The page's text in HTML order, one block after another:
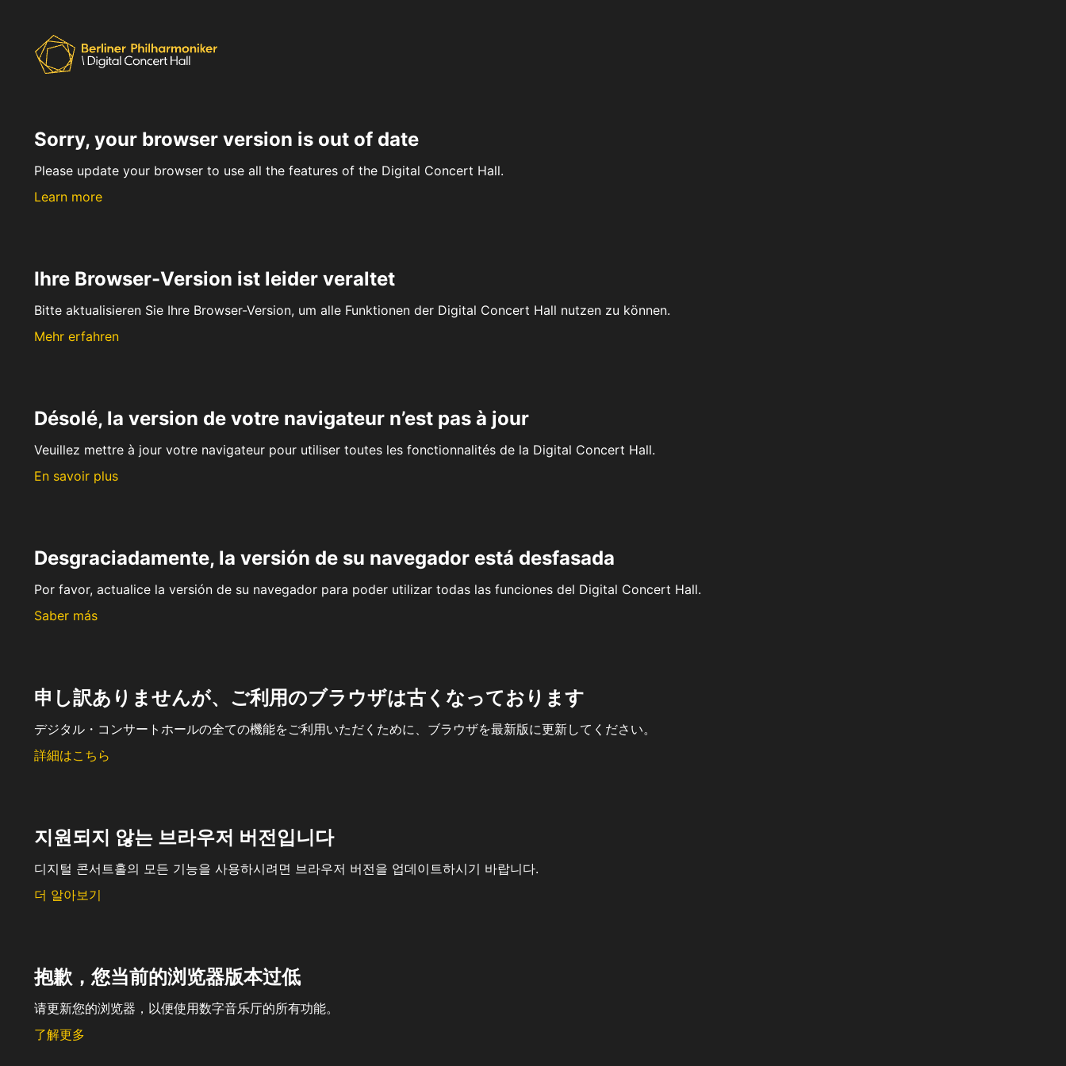
Sorry, your browser version is out of date
Please update your browser to use all the features of the Digital Concert Hall.
Learn more
Ihre Browser-Version ist leider veraltet
Bitte aktualisieren Sie Ihre Browser-Version, um alle Funktionen der Digital Concert Hall nutzen zu können.
Mehr erfahren
Désolé, la version de votre navigateur n’est pas à jour
Veuillez mettre à jour votre navigateur pour utiliser toutes les fonctionnalités de la Digital Concert Hall.
En savoir plus
Desgraciadamente, la versión de su navegador está desfasada
Por favor, actualice la versión de su navegador para poder utilizar todas las funciones del Digital Concert Hall.
Saber más
申し訳ありませんが、ご利用のブラウザは古くなっております
デジタル・コンサートホールの全ての機能をご利用いただくために、ブラウザを最新版に更新してください。
詳細はこちら
지원되지 않는 브라우저 버전입니다
디지털 콘서트홀의 모든 기능을 사용하시려면 브라우저 버전을 업데이트하시기 바랍니다.
더 알아보기
抱歉，您当前的浏览器版本过低
请更新您的浏览器，以便使用数字音乐厅的所有功能。
了解更多